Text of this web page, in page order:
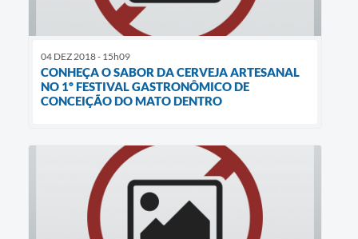
04 DEZ 2018 - 15h09
CONHEÇA O SABOR DA CERVEJA ARTESANAL
NO 1º FESTIVAL GASTRONÔMICO DE
CONCEIÇÃO DO MATO DENTRO